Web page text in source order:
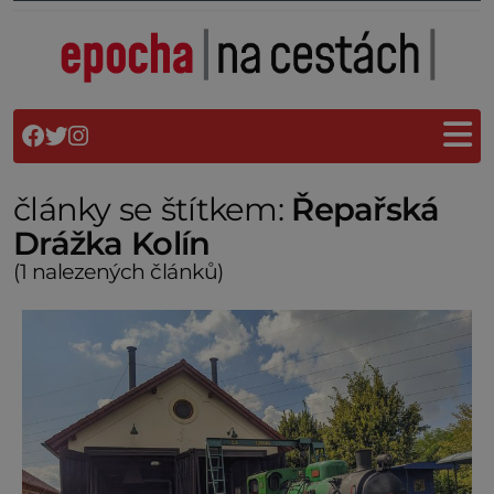
články se štítkem: Řepařská
Drážka Kolín
(1 nalezených článků)